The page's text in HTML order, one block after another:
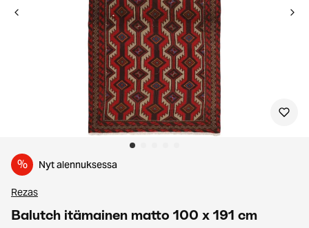
% Nyt alennuksessa
Rezas
Balutch itämainen matto 100 x 191 cm